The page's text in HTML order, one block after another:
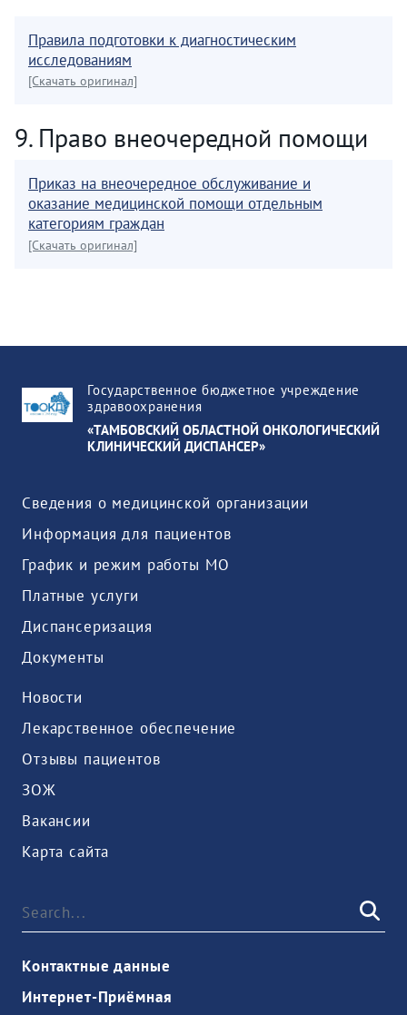
Правила подготовки к диагностическим
исследованиям
[Скачать оригинал]
9. Право внеочередной помощи
Приказ на внеочередное обслуживание и
оказание медицинской помощи отдельным
категориям граждан
[Скачать оригинал]
Государственное бюджетное учреждение
здравоохранения
«ТАМБОВСКИЙ ОБЛАСТНОЙ ОНКОЛОГИЧЕСКИЙ
КЛИНИЧЕСКИЙ ДИСПАНСЕР»
Сведения о медицинской организации
Информация для пациентов
График и режим работы МО
Платные услуги
Диспансеризация
Документы
Новости
Лекарственное обеспечение
Отзывы пациентов
ЗОЖ
Вакансии
Карта сайта
Контактные данные
Интернет-Приёмная